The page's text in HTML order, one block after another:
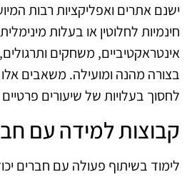
ישנם אתרים ואפליקציות רבות
חינמיות לחלוטין או בעלות
אינטראקטיביים, משחקים
בצורה מהנה ומועילה. משאבים
לחסוך בעלויות של שיעורים
קבוצות למידה עם
לימוד בשיתוף פעולה עם חברים